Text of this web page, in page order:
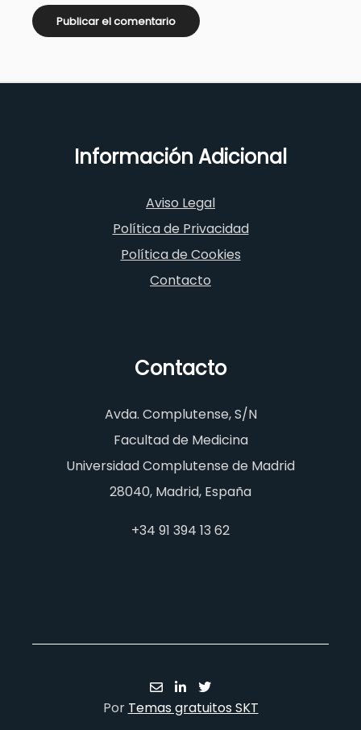
Información Adicional
Aviso Legal
Política de Privacidad
Política de Cookies
Contacto
Contacto
Avda. Complutense, S/N
Facultad de Medicina
Universidad Complutense de Madrid
28040, Madrid, España
+34 91 394 13 62
Por Temas gratuitos SKT